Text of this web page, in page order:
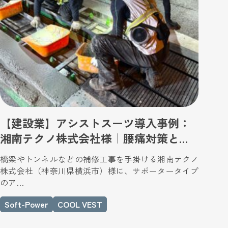
【建設業】アシストスーツ導入事例：
湘南テクノ株式会社様｜腰痛対策と熱
中症対策で「作業効率と安全性」を向
上
橋梁やトンネルなどの補修工事を手掛ける湘南テクノ
株式会社（神奈川県横浜市）様に、サポータータイプ
のア…
Soft-Power COOL VEST